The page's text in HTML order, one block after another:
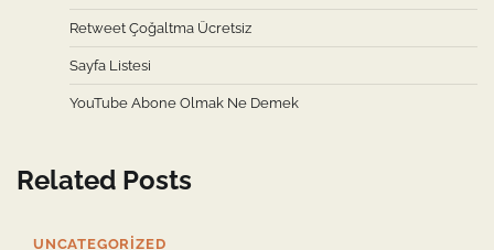
Retweet Çoğaltma Ücretsiz
Sayfa Listesi
YouTube Abone Olmak Ne Demek
Related Posts
UNCATEGORIZED